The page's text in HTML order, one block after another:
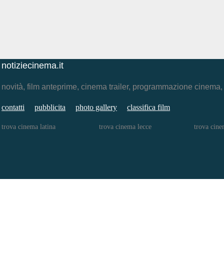
notiziecinema.it
novità, film anteprime, cinema trailer, programmazione
contatti pubblicita photo gallery classifica film
trova cinema latina trova cinema lecce trova